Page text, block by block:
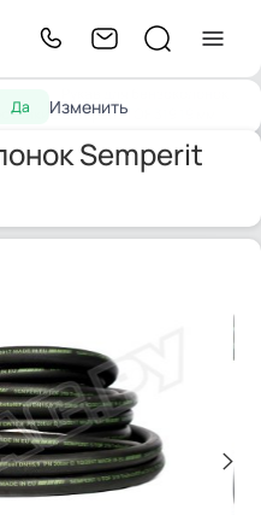
Да Изменить
Semperit TOF 319 19 мм
Semperit